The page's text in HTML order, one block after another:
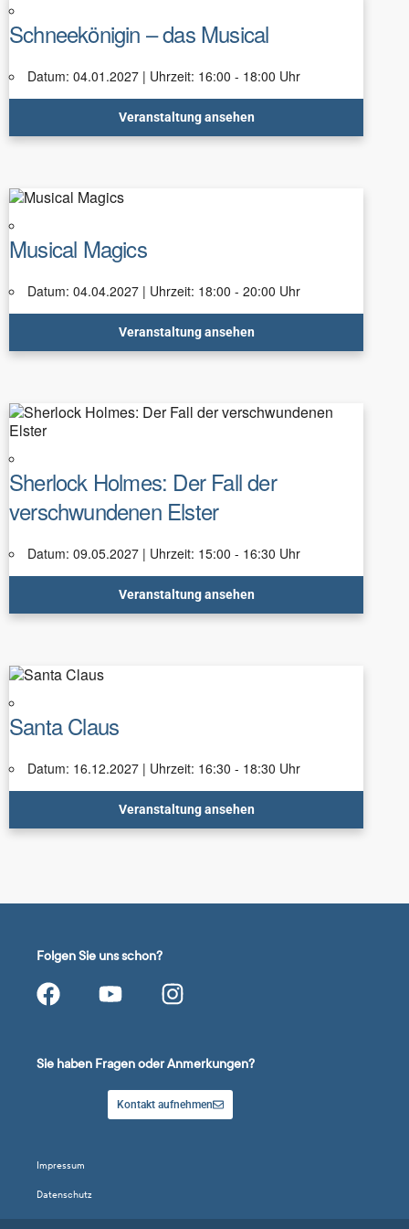
Schneekönigin – das Musical
Datum: 04.01.2027 | Uhrzeit: 16:00 - 18:00 Uhr
Veranstaltung ansehen
Musical Magics
Datum: 04.04.2027 | Uhrzeit: 18:00 - 20:00 Uhr
Veranstaltung ansehen
Sherlock Holmes: Der Fall der
verschwundenen Elster
Datum: 09.05.2027 | Uhrzeit: 15:00 - 16:30 Uhr
Veranstaltung ansehen
Santa Claus
Datum: 16.12.2027 | Uhrzeit: 16:30 - 18:30 Uhr
Veranstaltung ansehen
Folgen Sie uns schon?
Sie haben Fragen oder Anmerkungen?
Kontakt aufnehmen
Impressum
Datenschutz